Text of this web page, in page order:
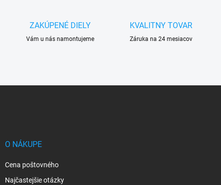
ZAKÚPENÉ DIELY
Vám u nás namontujeme
KVALITNY TOVAR
Záruka na 24 mesiacov
O NÁKUPE
Cena poštovného
Najčastejšie otázky